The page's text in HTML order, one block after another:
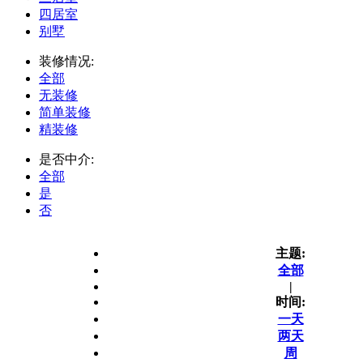
四居室
别墅
装修情况:
全部
无装修
简单装修
精装修
是否中介:
全部
是
否
主题:
全部
|
时间:
一天
两天
周